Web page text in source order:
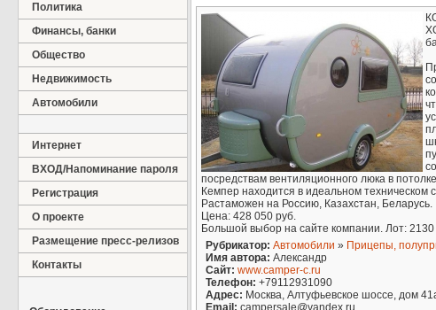
Политика
Финансы, банки
Общество
Недвижимость
Автомобили
Интернет
ВХОД/Напоминание пароля
Регистрация
О проекте
Размещение пресс-релизов
Контакты
посредствам вентиляционного люка в
Кемпер находится в идеальном техническом
Растаможен на Россию, Казахстан, Беларусь.
Цена: 428 050 руб.
Большой выбор на сайте компании. Лот: 2130
Рубрикатор: Автомобили » Прицепы,
Имя автора: Александр
Сайт: www.camper-c.ru
Телефон: +79112931090
Адрес: Москва, Алтуфьевское шоссе, дом